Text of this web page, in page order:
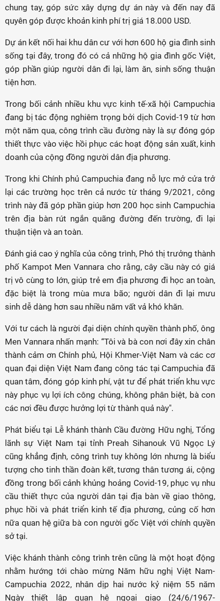
chung tay, góp sức xây dựng dự án này và đến nay đã
quyên góp được khoản kinh phí trị giá 18.000 USD.
Dự án kết nối hai khu dân cư với hơn 600 hộ gia đình sinh
sống tại đây, trong đó có cả những hộ gia đình gốc Việt,
góp phần giúp người dân đi lại, làm ăn, sinh sống thuận
tiện hơn.
Trong bối cảnh nhiều khu vực kinh tế-xã hội Campuchia
đang bị tác động nghiêm trọng bởi dịch Covid-19 từ hơn
một năm qua, công trình cầu đường này là sự đóng góp
thiết thực vào việc hồi phục các hoạt động sản xuất, kinh
doanh của cộng đồng người dân địa phương.
Trong khi Chính phủ Campuchia đang nỗ lực mở cửa trở
lại các trường học trên cả nước từ tháng 9/2021, công
trình này đã góp phần giúp hơn 200 học sinh Campuchia
trên địa bàn rút ngắn quãng đường đến trường, đi lại
thuận tiện và an toàn.
Đánh giá cao ý nghĩa của công trình, Phó thị trưởng thành
phố Kampot Men Vannara cho rằng, cây cầu này có giá
trị vô cùng to lớn, giúp trẻ em địa phương đi học an toàn,
đặc biệt là trong mùa mưa bão; người dân đi lại mưu
sinh dễ dàng hơn sau nhiều năm vất vả khó khăn.
Với tư cách là người đại diện chính quyền thành phố, ông
Men Vannara nhấn mạnh: “Tôi và bà con nơi đây xin chân
thành cảm ơn Chính phủ, Hội Khmer-Việt Nam và các cơ
quan đại diện Việt Nam đang công tác tại Campuchia đã
quan tâm, đóng góp kinh phí, vật tư để phát triển khu vực
này phục vụ lợi ích công chúng, không phân biệt, bà con
các nơi đều được hưởng lợi từ thành quả này".
Phát biểu tại Lễ khánh thành Cầu đường Hữu nghị, Tổng
lãnh sự Việt Nam tại tỉnh Preah Sihanouk Vũ Ngọc Lý
cũng khẳng định, công trình tuy không lớn nhưng là biểu
tượng cho tinh thần đoàn kết, tương thân tương ái, cộng
đồng trong bối cảnh khủng hoảng Covid-19, phục vụ nhu
cầu thiết thực của người dân tại địa bàn về giao thông,
phục hồi và phát triển kinh tế địa phương, củng cố hơn
nữa quan hệ giữa bà con người gốc Việt với chính quyền
sở tại.
Việc khánh thành công trình trên cũng là một hoạt động
nhằm hướng tới chào mừng Năm hữu nghị Việt Nam-
Campuchia 2022, nhân dịp hai nước kỷ niệm 55 năm
Ngày thiết lập quan hệ ngoại giao (24/6/1967-